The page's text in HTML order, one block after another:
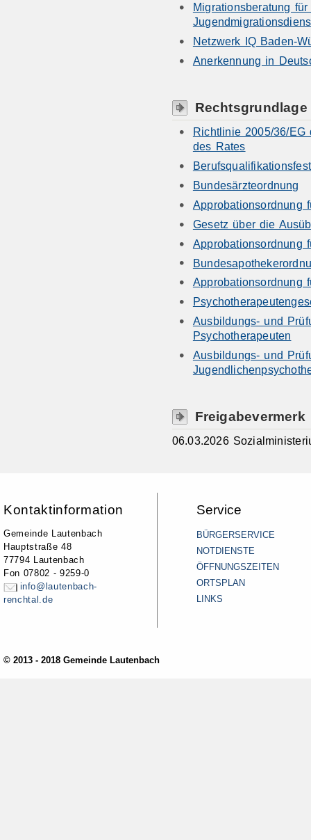
Migrationsberatung
Netzwerk IQ Baden-
Anerkennung in
Rechtsgrundlage
Richtlinie 2005/36/
des Rates
Bundesärzteordnung
Approbationsordnung
Gesetz über die
Approbationsordnung
Approbationsordnung
Ausbildungs- und
Psychotherapeuten
Ausbildungs- und
Freigabevermerk
06.03.2026
Kontaktinformation
Gemeinde Lautenbach
Hauptstraße 48
77794 Lautenbach
Fon 07802 - 9259-0
info@lautenbach-
renchtal.de
Service
BÜRGERSERVICE
NOTDIENSTE
ÖFFNUNGSZEITEN
ORTSPLAN
LINKS
© 2013 - 2018 Gemeinde Lautenbach